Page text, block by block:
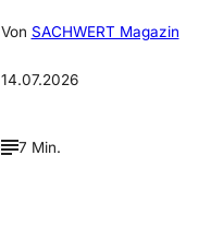
Von SACHWERT Magazin
14.07.2026
7 Min.